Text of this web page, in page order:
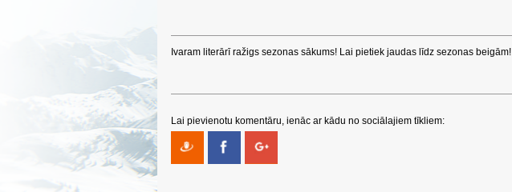
Ivaram literārī ražigs sezonas sākums! Lai pietiek jaudas līdz sezonas beigām!
Lai pievienotu komentāru, ienāc ar kādu no sociālajiem tīkliem: